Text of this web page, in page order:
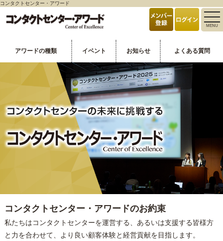
toggle
MENU
コンタクトセンター・アワード
アワードの種類 イベント お知らせ よくある質問
コンタクトセンター・アワードのお約束
私たちはコンタクトセンターを運営する、あるいは支援する皆様方
と力を合わせて、より良い顧客体験と経営貢献を目指します。